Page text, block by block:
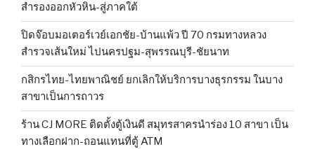
สำรองออกหัวหิน-สู่ภาคใต้
ปิดจ๊อบมอเตอร์เวย์เอกชัย-บ้านแพ้ว ปี 70 กรมทางหลวง
สำรวจเส้นใหม่ ไปนครปฐม-สุพรรณบุรี-ชัยนาท
กสิกรไทย-ไทยพาณิชย์ ยกเลิกให้บริการบางธุรกรรม ในบาง
สาขาเป็นการถาวร
ร้าน CJ MORE ติดตั้งตู้เงินดี สมุทรสาครนำร่อง 10 สาขา เป็น
ทางเลือกฝาก-ถอนแทนที่ตู้ ATM